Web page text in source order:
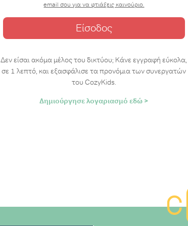
email σου για να φτιάξεις καινούριο.
Δεν είσαι ακόμα μέλος του δικτύου; Κάνε εγγραφή εύκολα,
σε 1 λεπτό, και εξασφάλισε τα προνόμια των συνεργατών
του CozyKids.
Δημιούργησε λογαριασμό εδώ >